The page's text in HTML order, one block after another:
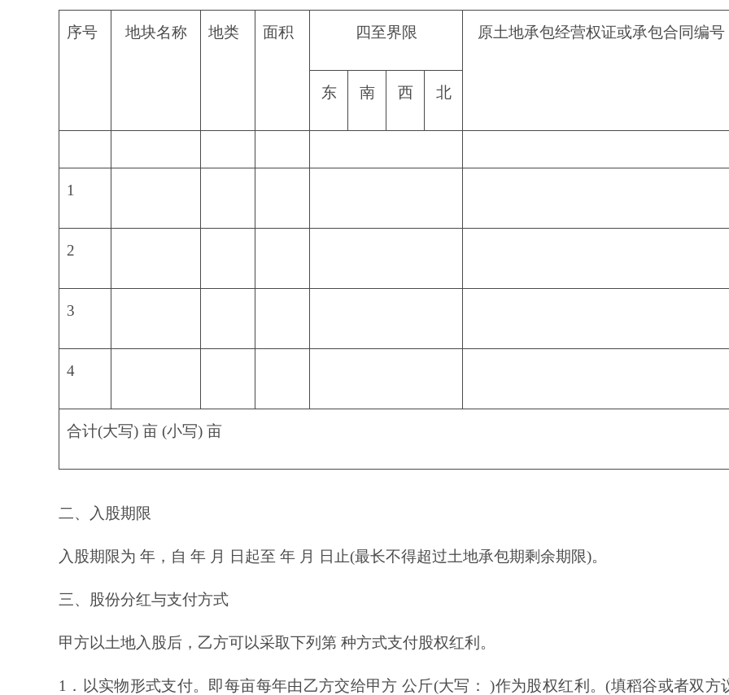
序号 地块名称 地类 面积 四至界限 原土地承包经营权证或承包合同编号
东 南 西 北
1
2
3
4
合计(大写) 亩 (小写) 亩
二、入股期限
入股期限为 年，自 年 月 日起至 年 月 日止(最长不得超过土地承包期剩余期限)。
三、股份分红与支付方式
甲方以土地入股后，乙方可以采取下列第 种方式支付股权红利。
1．以实物形式支付。即每亩每年由乙方交给甲方 公斤(大写： )作为股权红利。(填稻谷或者双方